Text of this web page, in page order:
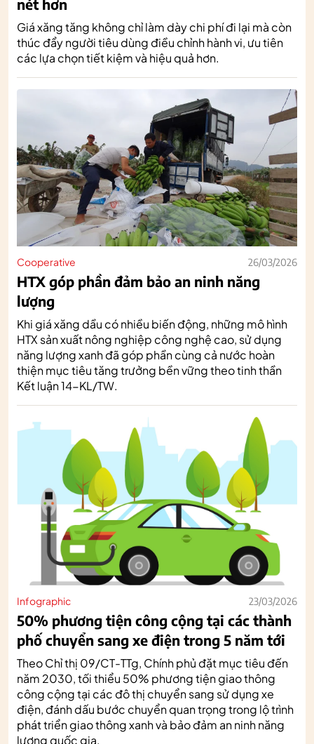
nét hơn
Giá xăng tăng không chỉ làm dày chi phí đi lại mà còn
thúc đẩy người tiêu dùng điều chỉnh hành vi, ưu tiên
các lựa chọn tiết kiệm và hiệu quả hơn.
Cooperative 26/03/2026
HTX góp phần đảm bảo an ninh năng
lượng
Khi giá xăng dầu có nhiều biến động, những mô hình
HTX sản xuất nông nghiệp công nghệ cao, sử dụng
năng lượng xanh đã góp phần cùng cả nước hoàn
thiện mục tiêu tăng trưởng bền vững theo tinh thần
Kết luận 14-KL/TW.
Infographic 23/03/2026
50% phương tiện công cộng tại các thành
phố chuyển sang xe điện trong 5 năm tới
Theo Chỉ thị 09/CT-TTg, Chính phủ đặt mục tiêu đến
năm 2030, tối thiểu 50% phương tiện giao thông
công cộng tại các đô thị chuyển sang sử dụng xe
điện, đánh dấu bước chuyển quan trọng trong lộ trình
phát triển giao thông xanh và bảo đảm an ninh năng
lượng quốc gia.